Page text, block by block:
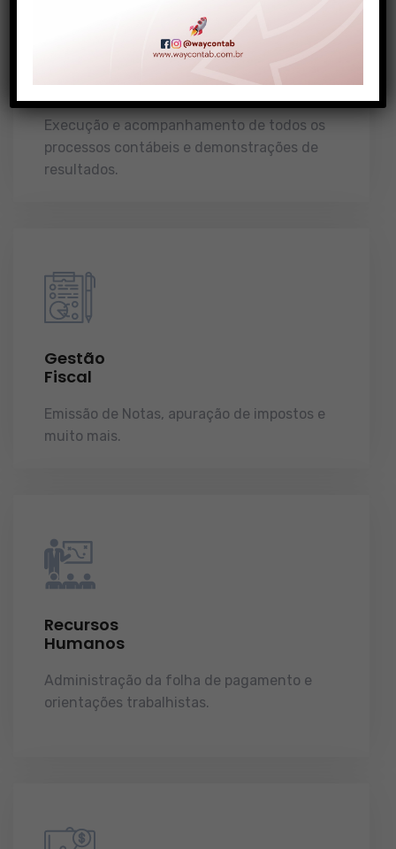
Contábil
Execução e acompanhamento de todos os
processos contábeis e demonstrações de
resultados.
Gestão
Fiscal
Emissão de Notas, apuração de impostos e
muito mais.
Recursos
Humanos
Administração da folha de pagamento e
orientações trabalhistas.